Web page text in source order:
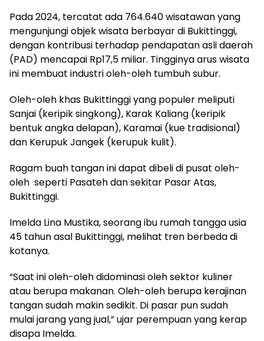
Pada 2024, tercatat ada 764.640 wisatawan yang
mengunjungi objek wisata berbayar di Bukittinggi,
dengan kontribusi terhadap pendapatan asli daerah
(PAD) mencapai Rp17,5 miliar. Tingginya arus wisata
ini membuat industri oleh-oleh tumbuh subur.
Oleh-oleh khas Bukittinggi yang populer meliputi
Sanjai (keripik singkong), Karak Kaliang (keripik
bentuk angka delapan), Karamai (kue tradisional)
dan Kerupuk Jangek (kerupuk kulit).
Ragam buah tangan ini dapat dibeli di pusat oleh-
oleh seperti Pasateh dan sekitar Pasar Atas,
Bukittinggi.
Imelda Lina Mustika, seorang ibu rumah tangga usia
45 tahun asal Bukittinggi, melihat tren berbeda di
kotanya.
“Saat ini oleh-oleh didominasi oleh sektor kuliner
atau berupa makanan. Oleh-oleh berupa kerajinan
tangan sudah makin sedikit. Di pasar pun sudah
mulai jarang yang jual,” ujar perempuan yang kerap
disapa Imelda.